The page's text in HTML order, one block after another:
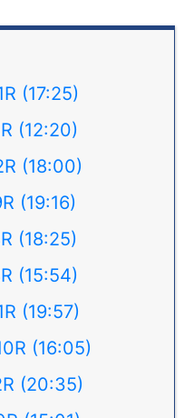
(17:25)
(12:20)
(18:00)
(19:16)
(18:25)
(15:54)
(19:57)
(16:05)
(20:35)